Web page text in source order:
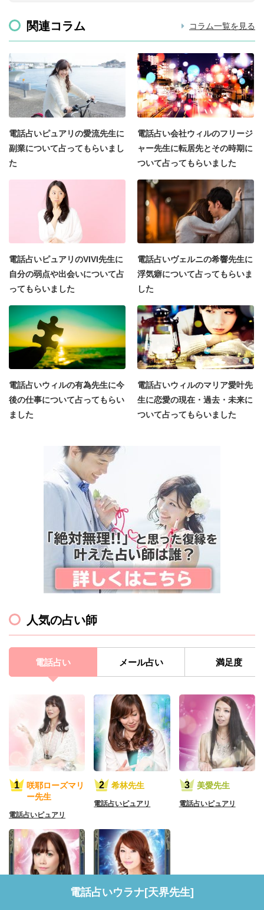
電話占いウラナ[天界先生]
関連コラム
電話占いピュアリの愛流先生に
副業について占ってもらいまし
た
電話占い会社ウィルのフリージ
ャー先生に転居先とその時期に
ついて占ってもらいました
電話占いピュアリのVIVI先生に
自分の弱点や出会いについて占
ってもらいました
電話占いヴェルニの希響先生に
浮気癖について占ってもらいま
した
電話占いウィルの有為先生に今
後の仕事について占ってもらい
ました
電話占いウィルのマリア愛叶先
生に恋愛の現在・過去・未来に
ついて占ってもらいました
コラム一覧を見る
人気の占い師
電話占い メール占い 満足度
咲耶ローズマリ
ー先生
電話占いピュアリ
希林先生
電話占いピュアリ
美愛先生
電話占いピュアリ